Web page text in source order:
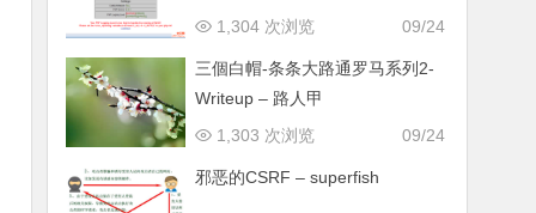
09/24
1,304 次浏览
三個白帽-条条大路通罗马系列2-
Writeup – 路人甲
09/24
1,303 次浏览
邪恶的CSRF – superfish